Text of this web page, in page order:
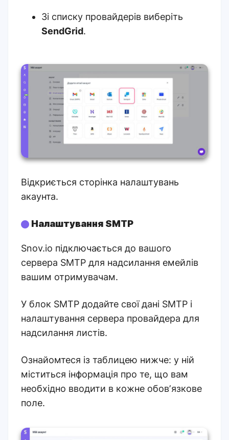
Зі списку провайдерів виберіть
SendGrid.
Відкриється сторінка налаштувань
акаунта.
Налаштування SMTP
Snov.io підключається до вашого
сервера SMTP для надсилання емейлів
вашим отримувачам.
У блок SMTP додайте свої дані SMTP і
налаштування сервера провайдера для
надсилання листів.
Ознайомтеся із таблицею нижче: у ній
міститься інформація про те, що вам
необхідно вводити в кожне обовʼязкове
поле.